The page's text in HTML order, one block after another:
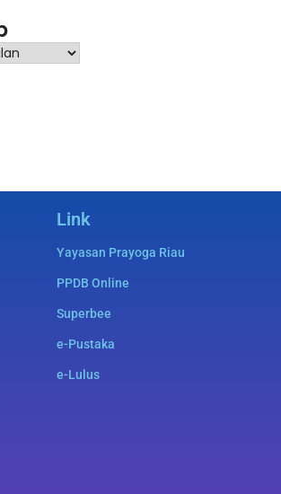
Link
Yayasan Prayoga Riau
PPDB Online
Superbee
e-Pustaka
e-Lulus